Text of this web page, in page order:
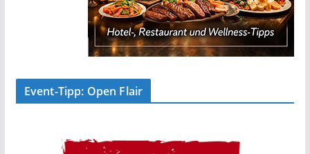
Event-Tipp: Open Flair